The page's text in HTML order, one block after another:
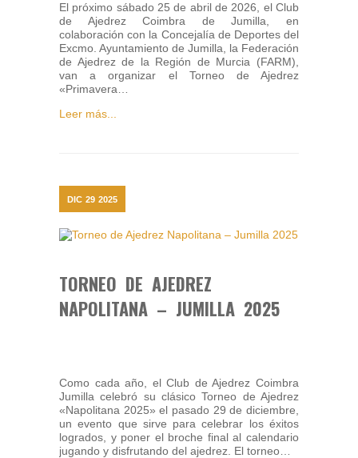
El próximo sábado 25 de abril de 2026, el Club
de Ajedrez Coimbra de Jumilla, en
colaboración con la Concejalía de Deportes del
Excmo. Ayuntamiento de Jumilla, la Federación
de Ajedrez de la Región de Murcia (FARM),
van a organizar el Torneo de Ajedrez
«Primavera…
Leer más...
DIC 29 2025
TORNEO DE AJEDREZ
NAPOLITANA – JUMILLA 2025
Como cada año, el Club de Ajedrez Coimbra
Jumilla celebró su clásico Torneo de Ajedrez
«Napolitana 2025» el pasado 29 de diciembre,
un evento que sirve para celebrar los éxitos
logrados, y poner el broche final al calendario
jugando y disfrutando del ajedrez. El torneo…